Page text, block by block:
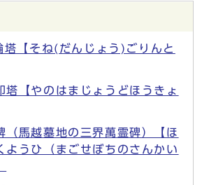
【そね(だんじょう)ごりんと
塔【やのはまじょうどほうきょ
（馬越墓地の三界萬霊碑）【ほ
ようひ（まごせぼちのさんかい